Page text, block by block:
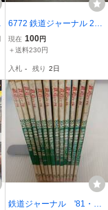
6772 鉄道ジャーナル 200
3年3月号 特集 東北新幹線
八戸開業と12月ダイヤ改
現在 100円
＋送料230円
入札 - 残り 2日
鉄道ジャーナル '81・12